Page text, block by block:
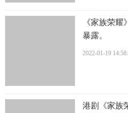
《家族荣
暴露。
2022-01-19
港剧《家族